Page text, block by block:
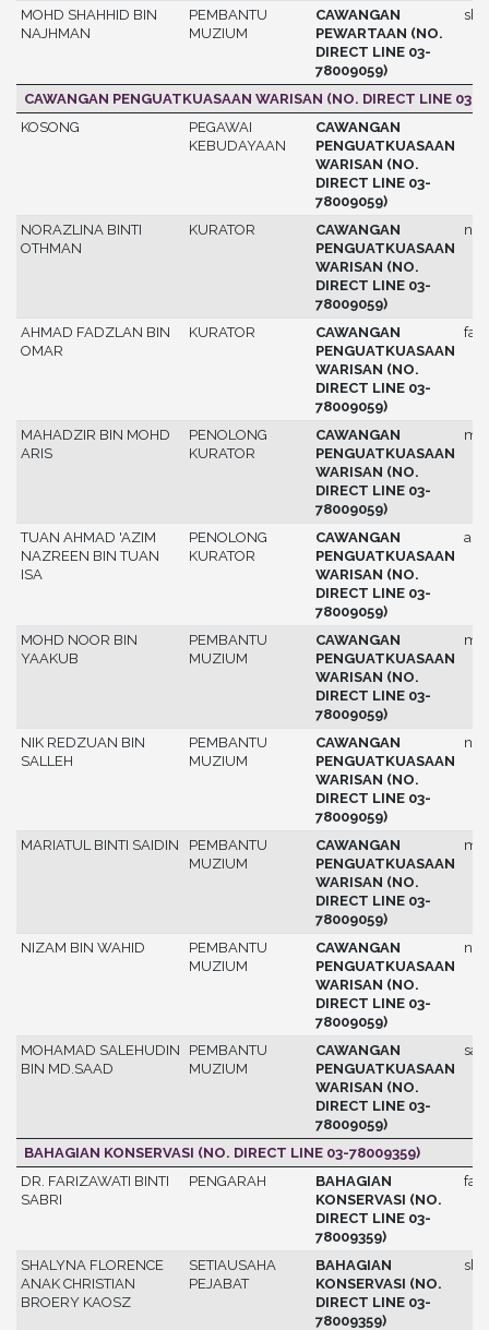
MOHD SHAHHID BIN
NAJHMAN
PEMBANTU
MUZIUM
CAWANGAN
PEWARTAAN (NO.
DIRECT LINE 03-
78009059)
CAWANGAN PENGUATKUASAAN WARISAN (NO. DIRECT LINE 03-
KOSONG
PEGAWAI
KEBUDAYAAN
CAWANGAN
PENGUATKUASAAN
WARISAN (NO.
DIRECT LINE 03-
78009059)
NORAZLINA BINTI
OTHMAN
KURATOR
CAWANGAN
PENGUATKUASAAN
WARISAN (NO.
DIRECT LINE 03-
78009059)
AHMAD FADZLAN BIN
OMAR
KURATOR
CAWANGAN
PENGUATKUASAAN
WARISAN (NO.
DIRECT LINE 03-
78009059)
MAHADZIR BIN MOHD
ARIS
PENOLONG
KURATOR
CAWANGAN
PENGUATKUASAAN
WARISAN (NO.
DIRECT LINE 03-
78009059)
TUAN AHMAD 'AZIM
NAZREEN BIN TUAN
ISA
PENOLONG
KURATOR
CAWANGAN
PENGUATKUASAAN
WARISAN (NO.
DIRECT LINE 03-
78009059)
MOHD NOOR BIN
YAAKUB
PEMBANTU
MUZIUM
CAWANGAN
PENGUATKUASAAN
WARISAN (NO.
DIRECT LINE 03-
78009059)
NIK REDZUAN BIN
SALLEH
PEMBANTU
MUZIUM
CAWANGAN
PENGUATKUASAAN
WARISAN (NO.
DIRECT LINE 03-
78009059)
MARIATUL BINTI SAIDIN
PEMBANTU
MUZIUM
CAWANGAN
PENGUATKUASAAN
WARISAN (NO.
DIRECT LINE 03-
78009059)
NIZAM BIN WAHID
PEMBANTU
MUZIUM
CAWANGAN
PENGUATKUASAAN
WARISAN (NO.
DIRECT LINE 03-
78009059)
MOHAMAD SALEHUDIN
BIN MD.SAAD
PEMBANTU
MUZIUM
CAWANGAN
PENGUATKUASAAN
WARISAN (NO.
DIRECT LINE 03-
78009059)
BAHAGIAN KONSERVASI (NO. DIRECT LINE 03-78009359)
DR. FARIZAWATI BINTI
SABRI
PENGARAH
BAHAGIAN
KONSERVASI (NO.
DIRECT LINE 03-
78009359)
SHALYNA FLORENCE
ANAK CHRISTIAN
BROERY KAOSZ
SETIAUSAHA
PEJABAT
BAHAGIAN
KONSERVASI (NO.
DIRECT LINE 03-
78009359)